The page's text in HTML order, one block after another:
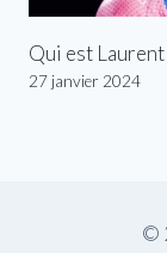
Qui est
27 janvier 2024
©